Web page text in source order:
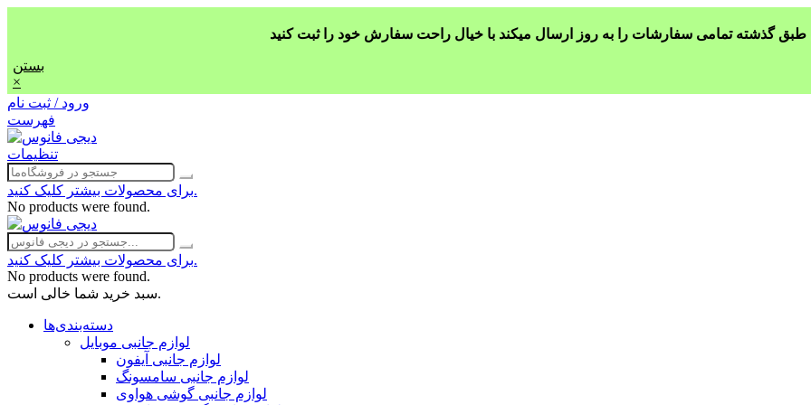
بستن
×
ورود / ثبت نام
فهرست
تنظیمات
برای محصولات بیشتر کلیک کنید.
No products were found.
برای محصولات بیشتر کلیک کنید.
No products were found.
سبد خرید شما خالی است.
دسته‌بندی‌ها
لوازم جانبی موبایل
لوازم جانبی آیفون
لوازم جانبی سامسونگ
لوازم جانبی گوشی هواوی